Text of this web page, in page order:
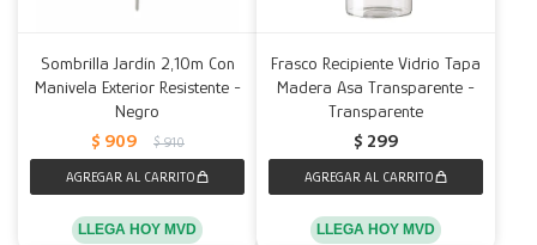
Sombrilla Jardín 2,10m Con
Manivela Exterior Resistente -
Negro
$ 909 $ 910
LLEGA HOY MVD
Frasco Recipiente Vidrio Tapa
Madera Asa Transparente -
Transparente
$ 299
LLEGA HOY MVD